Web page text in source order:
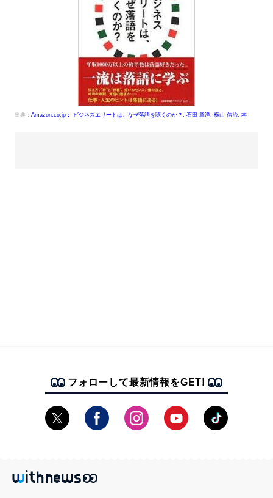
出典： Amazon.co.jp： ビジネスエリートは、なぜ落語を聴くのか？: 石田 章洋, 横山 信治: 本
フォローして最新情報をGET!